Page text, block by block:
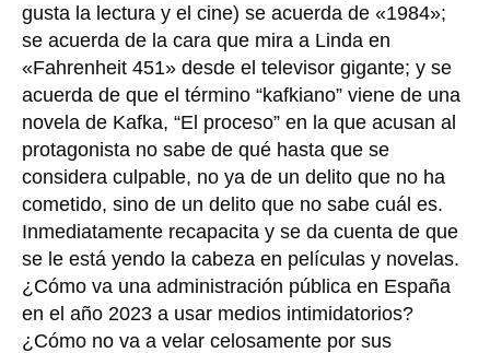
gusta la lectura y el cine) se acuerda de «1984»;
se acuerda de la cara que mira a Linda en
«Fahrenheit 451» desde el televisor gigante; y se
acuerda de que el término “kafkiano” viene de una
novela de Kafka, “El proceso” en la que acusan al
protagonista no sabe de qué hasta que se
considera culpable, no ya de un delito que no ha
cometido, sino de un delito que no sabe cuál es.
Inmediatamente recapacita y se da cuenta de que
se le está yendo la cabeza en películas y novelas.
¿Cómo va una administración pública en España
en el año 2023 a usar medios intimidatorios?
¿Cómo no va a velar celosamente por sus